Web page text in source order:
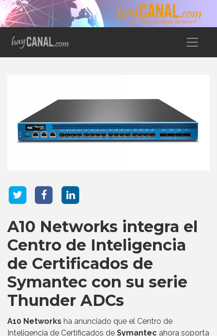
A10 Networks integra el
Centro de Inteligencia
de Certificados de
Symantec con su serie
Thunder ADCs
A10 Networks ha anunciado que el Centro de
Inteligencia de Certificados de Symantec ahora soporta